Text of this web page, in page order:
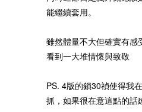
能繼續套用。
雖然體量不大但確實有感
看到一大堆情懷與致敬
PS. 4版的鎖30禎使得我
抓，如果很在意這點的話